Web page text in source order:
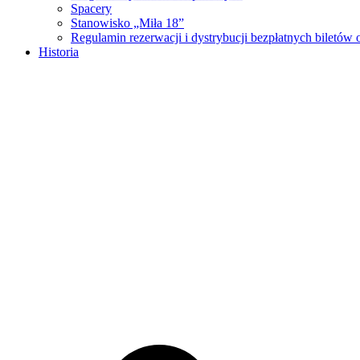
Spacery
Stanowisko „Miła 18”
Regulamin rezerwacji i dystrybucji bezpłatnych
Historia